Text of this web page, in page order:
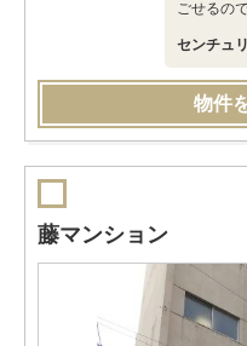
ごせるの
センチュ
物件
藤マンション